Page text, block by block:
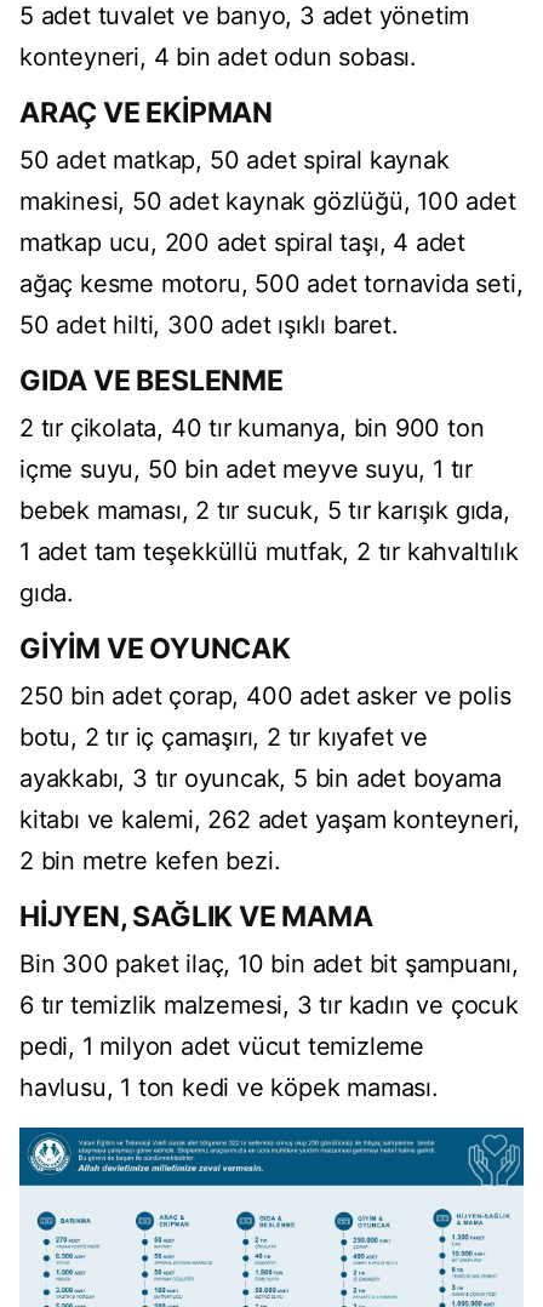
5 adet tuvalet ve banyo, 3 adet yönetim
konteyneri, 4 bin adet odun sobası.
ARAÇ VE EKİPMAN
50 adet matkap, 50 adet spiral kaynak
makinesi, 50 adet kaynak gözlüğü, 100 adet
matkap ucu, 200 adet spiral taşı, 4 adet
ağaç kesme motoru, 500 adet tornavida seti,
50 adet hilti, 300 adet ışıklı baret.
GIDA VE BESLENME
2 tır çikolata, 40 tır kumanya, bin 900 ton
içme suyu, 50 bin adet meyve suyu, 1 tır
bebek maması, 2 tır sucuk, 5 tır karışık gıda,
1 adet tam teşekküllü mutfak, 2 tır kahvaltılık
gıda.
GİYİM VE OYUNCAK
250 bin adet çorap, 400 adet asker ve polis
botu, 2 tır iç çamaşırı, 2 tır kıyafet ve
ayakkabı, 3 tır oyuncak, 5 bin adet boyama
kitabı ve kalemi, 262 adet yaşam konteyneri,
2 bin metre kefen bezi.
HİJYEN, SAĞLIK VE MAMA
Bin 300 paket ilaç, 10 bin adet bit şampuanı,
6 tır temizlik malzemesi, 3 tır kadın ve çocuk
pedi, 1 milyon adet vücut temizleme
havlusu, 1 ton kedi ve köpek maması.